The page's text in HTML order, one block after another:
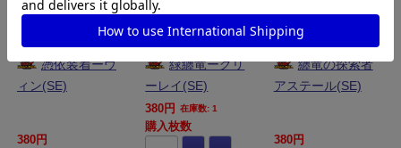
憑依装着ーウ
ィン(SE)
380円
緑纏竜ーグリ
ーレイ(SE)
380円 在庫数: 1
購入枚数
纏竜の探索者
アステール(SE)
380円